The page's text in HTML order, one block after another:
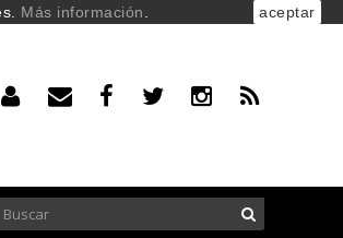
Más información aceptar